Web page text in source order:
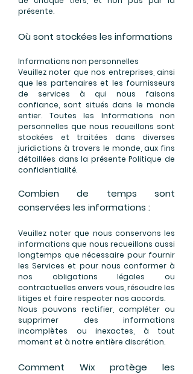
présente.
Où sont stockées les informations
Informations non personnelles
Veuillez noter que nos entreprises, ainsi
que les partenaires et les fournisseurs
de services à qui nous faisons
confiance, sont situés dans le monde
entier. Toutes les Informations non
personnelles que nous recueillons sont
stockées et traitées dans diverses
juridictions à travers le monde, aux fins
détaillées dans la présente Politique de
confidentialité.
Combien de temps sont
conservées les informations :
Veuillez noter que nous conservons les
informations que nous recueillons aussi
longtemps que nécessaire pour fournir
les Services et pour nous conformer à
nos obligations légales ou
contractuelles envers vous, résoudre les
litiges et faire respecter nos accords.
Nous pouvons rectifier, compléter ou
supprimer des informations
incomplètes ou inexactes, à tout
moment et à notre entière discrétion.
Comment Wix protège les